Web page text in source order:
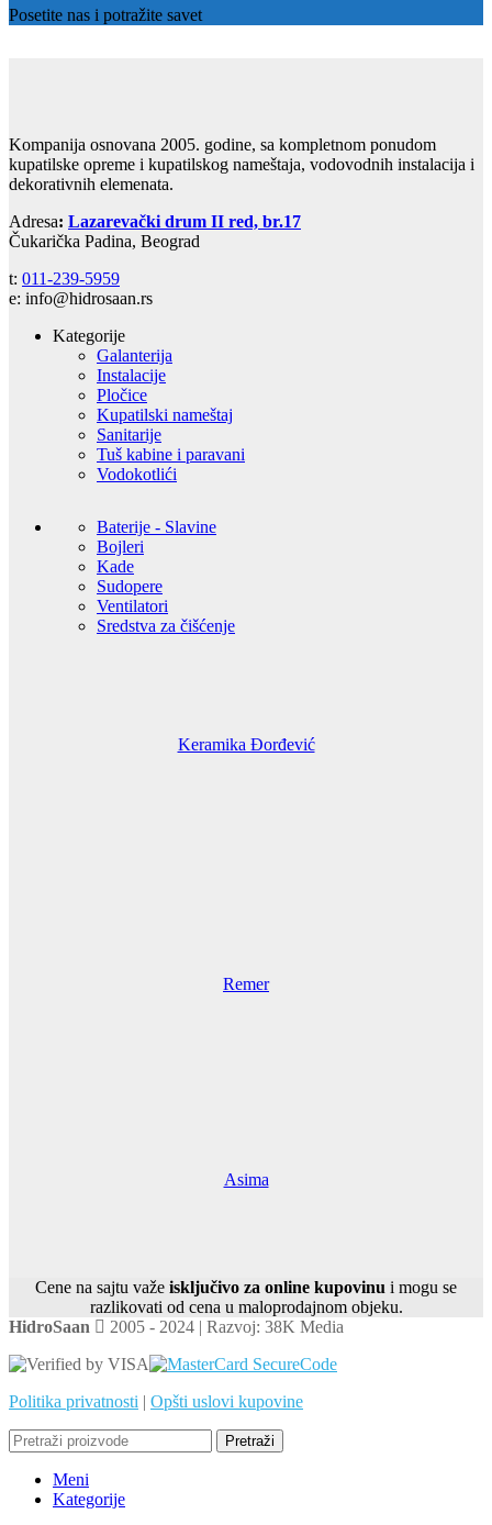
Posetite nas i potražite savet
Kompanija osnovana 2005. godine, sa kompletnom ponudom
kupatilske opreme i kupatilskog nameštaja, vodovodnih instalacija i
dekorativnih elemenata.
Adresa: Lazarevački drum II red, br.17
Čukarička Padina, Beograd
t: 011-239-5959
e: info@hidrosaan.rs
Kategorije
Galanterija
Instalacije
Pločice
Kupatilski nameštaj
Sanitarije
Tuš kabine i paravani
Vodokotlići
Baterije - Slavine
Bojleri
Kade
Sudopere
Ventilatori
Sredstva za čišćenje
Keramika Đorđević
Remer
Asima
Cene na sajtu važe isključivo za online kupovinu i mogu se
razlikovati od cena u maloprodajnom objeku.
HidroSaan
2005 - 2024 | Razvoj: 38K Media
Politika privatnosti | Opšti uslovi kupovine
Pretraži
Meni
Kategorije